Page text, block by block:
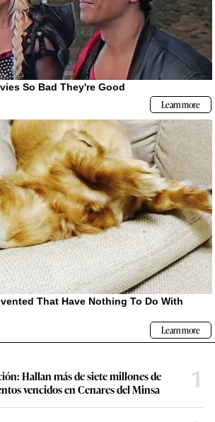
Hallan más de siete millones de
vencidos en Cenares del Minsa
1